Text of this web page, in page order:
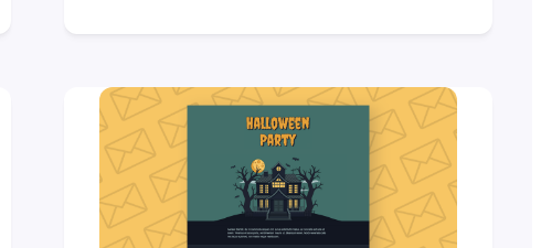
guests. The goal wasn’t to chase
friendly, professional, well-
organized event for its members.
FooEvents delivered the same
core toolkit used by much larger
events—QR tickets, seating tiers,
rapid check-ins,…